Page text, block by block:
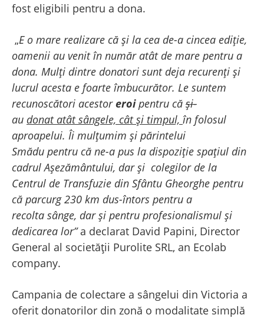
fost eligibili pentru a dona.
„E o mare realizare că și la cea de-a cincea ediție,
oamenii au venit în număr atât de mare pentru a
dona. Mulți dintre donatori sunt deja recurenți și
lucrul acesta e foarte îmbucurător. Le suntem
recunoscători acestoreroipentru că și-
au donatatât sângele, cât și timpul, în folosul
aproapelui. Îi mulțumim și părintelui
Smădu pentru că ne-a pus la dispoziție spațiul din
cadrul Așezământului, dar și colegilor de la
Centrul de Transfuzie din Sfântu Gheorghe pentru
că parcurg 230 km dus-întors pentru a
recolta sânge, dar și pentru profesionalismul și
dedicarea lor”a declarat David Papini, Director
General al societății Purolite SRL, an Ecolab
company.
Campania de colectare a sângelui din Victoria a
oferit donatorilor din zonă o modalitate simplă